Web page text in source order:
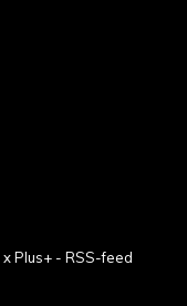
xPlus+ - RSS-feed